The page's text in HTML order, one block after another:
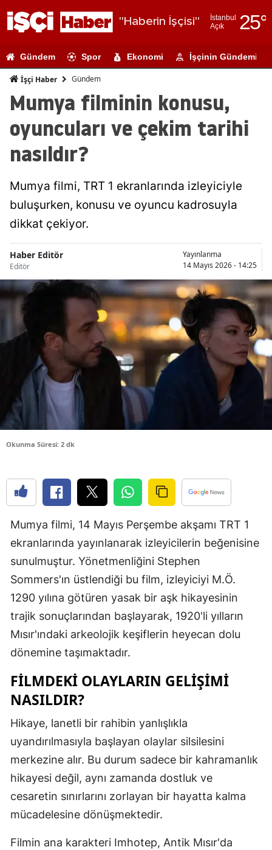
"Haberin İşçisi"
İstanbul
Açık
25°
Adıyaman
Ağrı
Amasya
Antalya
Artvin
Balıkesir
Bilecik
Bingöl
Bitlis
Bolu
Burdur
Bursa
Diyarbakır
Elazığ
Erzincan
Erzurum
Gaziantep
Gümüşhane
Hakkari
Gündem Spor Ekonomi İşçinin Gündemi
İşçi Haber Gündem
Mumya filminin konusu,
oyuncuları ve çekim tarihi
nasıldır?
Mumya filmi, TRT 1 ekranlarında izleyiciyle
buluşurken, konusu ve oyuncu kadrosuyla
dikkat çekiyor.
Haber Editör
Editör
Yayınlanma
14 Mayıs 2026 - 14:25
Okunma Süresi: 2 dk
Mumya filmi, 14 Mayıs Perşembe akşamı TRT 1
ekranlarında yayınlanarak izleyicilerin beğenisine
sunulmuştur. Yönetmenliğini Stephen
Sommers'ın üstlendiği bu film, izleyiciyi M.Ö.
1290 yılına götüren yasak bir aşk hikayesinin
trajik sonuçlarından başlayarak, 1920'li yılların
Mısır'ındaki arkeolojik keşiflerin heyecan dolu
dönemine taşımaktadır.
FILMDEKI OLAYLARIN GELIŞIMI
NASILDIR?
Hikaye, lanetli bir rahibin yanlışlıkla
uyandırılmasıyla başlayan olaylar silsilesini
merkezine alır. Bu durum sadece bir kahramanlık
hikayesi değil, aynı zamanda dostluk ve
cesaretin sınırlarını zorlayan bir hayatta kalma
mücadelesine dönüşmektedir.
Filmin ana karakteri Imhotep, Antik Mısır'da